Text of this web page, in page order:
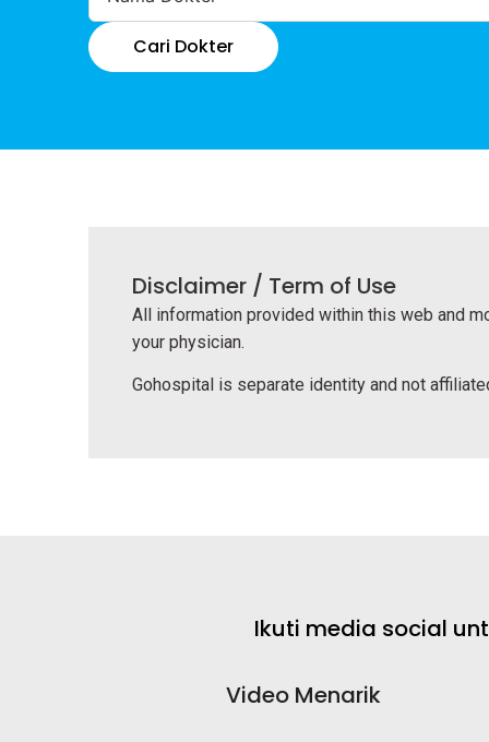
Cari Dokter
Disclaimer / Term of Use
All information provided within this web and
your physician.
Gohospital is separate identity and not
Ikuti media social
Video Menarik